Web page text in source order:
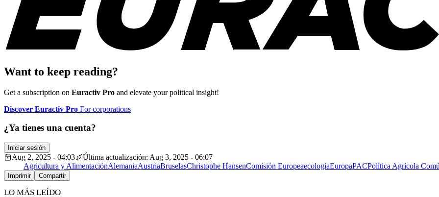
Want to keep reading?
Get a subscription on Euractiv Pro and elevate your political insight!
Discover Euractiv Pro For corporations
¿Ya tienes una cuenta?
Iniciar sesión
Aug 2, 2025 - 04:03
Última actualización: Aug 3, 2025 - 06:07
Agricultura y AlimentaciónAlemaniaAustriaBruselasChristophe HansenComisión EuropeaecologíaEuropaPACPolítica Agrícola
Imprimir Compartir
LO MÁS LEÍDO